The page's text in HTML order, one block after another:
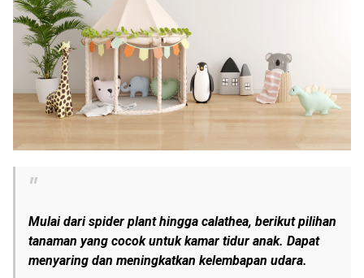
Mulai dari spider plant hingga calathea, berikut pilihan
tanaman yang cocok untuk kamar tidur anak. Dapat
menyaring dan meningkatkan kelembapan udara.